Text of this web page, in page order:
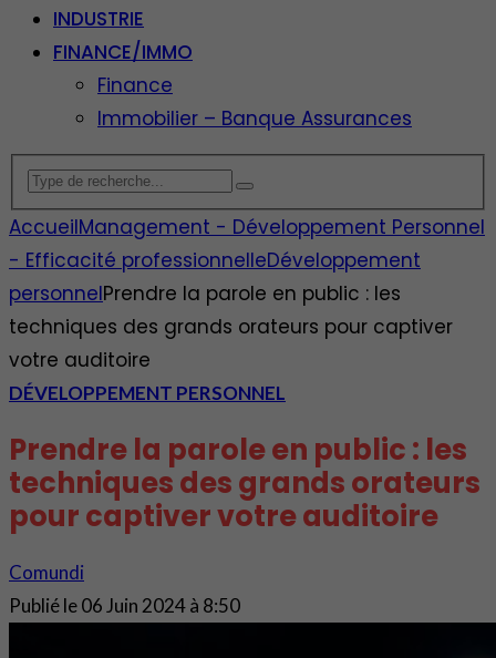
INDUSTRIE
FINANCE/IMMO
Finance
Immobilier – Banque Assurances
AccueilManagement - Développement Personnel
- Efficacité professionnelleDéveloppement
personnelPrendre la parole en public : les
techniques des grands orateurs pour captiver
votre auditoire
DÉVELOPPEMENT PERSONNEL
Prendre la parole en public : les
techniques des grands orateurs
pour captiver votre auditoire
Comundi
Publié le06 Juin 2024 à 8:50